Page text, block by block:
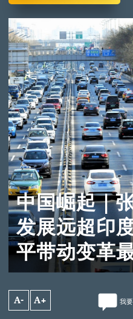
中国崛起｜
发展远超印
平带动变革
A- A+ 我